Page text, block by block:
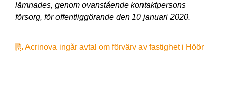
lämnades, genom ovanstående kontaktpersons
försorg, för offentliggörande den 10 januari 2020.
Acrinova ingår avtal om förvärv av fastighet i Höör